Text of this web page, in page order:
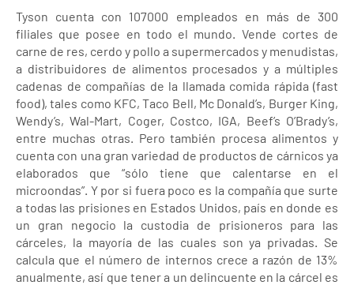
Tyson cuenta con 107000 empleados en más de 300
filiales que posee en todo el mundo. Vende cortes de
carne de res, cerdo y pollo a supermercados y menudistas,
a distribuidores de alimentos procesados y a múltiples
cadenas de compañías de la llamada comida rápida (fast
food), tales como KFC, Taco Bell, Mc Donald’s, Burger King,
Wendy’s, Wal-Mart, Coger, Costco, IGA, Beef’s O’Brady’s,
entre muchas otras. Pero también procesa alimentos y
cuenta con una gran variedad de productos de cárnicos ya
elaborados que “sólo tiene que calentarse en el
microondas”. Y por si fuera poco es la compañía que surte
a todas las prisiones en Estados Unidos, país en donde es
un gran negocio la custodia de prisioneros para las
cárceles, la mayoría de las cuales son ya privadas. Se
calcula que el número de internos crece a razón de 13%
anualmente, así que tener a un delincuente en la cárcel es